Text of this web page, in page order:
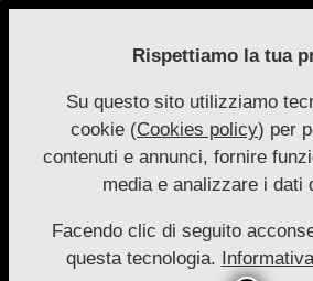
Skip
Nuove
Autonomie
Primary
Navigation
Menu
innovazione
connubio
Rispettiamo la tua
Su questo sito utilizziamo
cookie (Cookies policy) per
contenuti e annunci, fornire
media e analizzare i dati
Facendo clic di seguito
questa tecnologia.